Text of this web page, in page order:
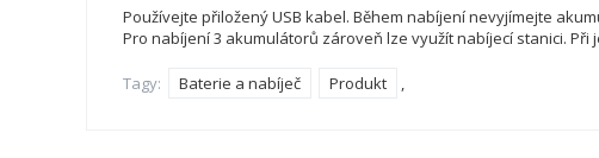
Používejte přiložený USB kabel. Během nabíjení nevyjímejte
Pro nabíjení 3 akumulátorů zároveň lze využít nabíjecí stanici.
Tagy: Baterie a nabíječ Produkt ,